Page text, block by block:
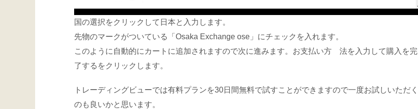
国の選択をクリックして日本と入力します。
先物のマークがついている「Osaka Exchange ose」にチェックを入れます。
このように自動的にカートに追加されますので次に進みます。お支払い方 法を入力して購入を完
了するをクリックします。
トレーディングビューでは有料プランを30日間無料で試すことができますので一度お試しいただく
のも良いかと思います。